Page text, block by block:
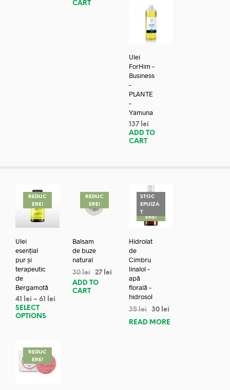
CART
Ulei
ForHim –
Business
–
PLANTE
–
Yamuna
137 lei
ADD TO
CART
REDUC
ERE!
Ulei
esențial
pur și
terapeutic
de
Bergamotă
41 lei – 61
lei
SELECT
OPTIONS
REDUC
ERE!
Balsam
de buze
natural
30lei 27 lei
ADD TO
CART
STOC
EPUIZA
TREDUC
ERE!
Hidrolat
de
Cimbru
linalol –
apă
florală –
hidrosol
35lei 30 lei
READ MORE
REDUC
ERE!